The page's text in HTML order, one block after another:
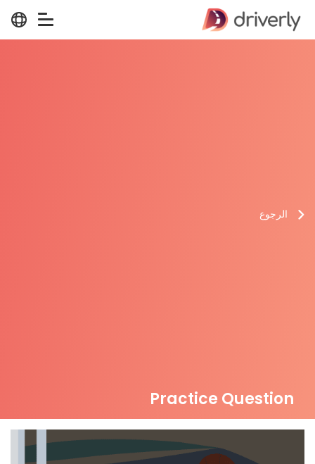
الرجوع
Practice Question